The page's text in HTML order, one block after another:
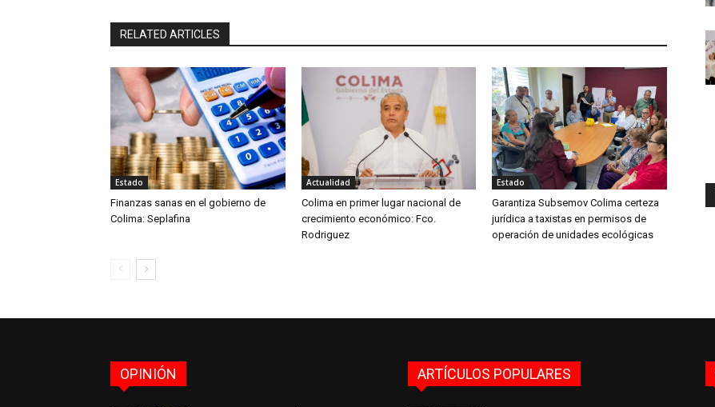
RELATED ARTICLES
Estado
Finanzas sanas en el gobierno de
Colima: Seplafina
Actualidad
Colima en primer lugar nacional de
crecimiento económico: Fco.
Rodriguez
Estado
Garantiza Subsemov Colima certeza
jurídica a taxistas en permisos de
operación de unidades ecológicas
OPINIÓN ARTÍCULOS POPULARES